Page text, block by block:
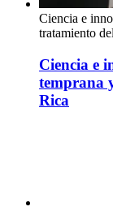
Ciencia e
tratamiento
Ciencia e
temprana
Rica